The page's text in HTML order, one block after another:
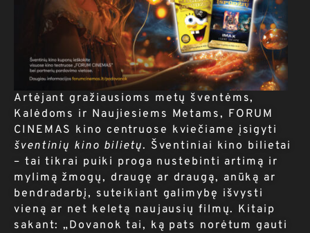
Artėjant gražiausioms metų šventėms,
Kalėdoms ir Naujiesiems Metams, FORUM
CINEMAS kino centruose kviečiame įsigyti
šventinių kino bilietų. Šventiniai kino bilietai
– tai tikrai puiki proga nustebinti artimą ir
mylimą žmogų, draugę ar draugą, anūką ar
bendradarbį, suteikiant galimybę išvysti
vieną ar net keletą naujausių filmų. Kitaip
sakant: „Dovanok tai, ką pats norėtum gauti